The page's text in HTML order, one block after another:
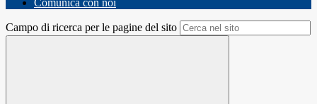
Comunica con noi
Campo di ricerca per le pagine del sito